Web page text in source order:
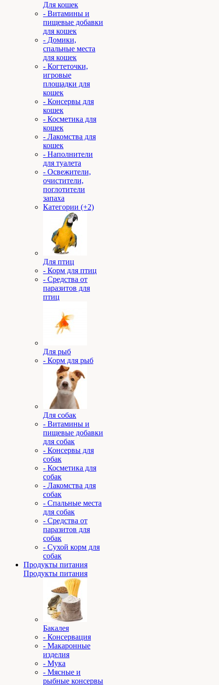
Для кошек
- Витамины и
пищевые добавки
для кошек
- Домики,
спальные места
для кошек
- Когтеточки,
игровые
площадки для
кошек
- Консервы для
кошек
- Косметика для
кошек
- Лакомства для
кошек
- Наполнители
для туалета
- Освежители,
очистители,
поглотители
запаха
Категории (+2)
Для птиц
- Корм для птиц
- Средства от
паразитов для
птиц
Для рыб
- Корм для рыб
Для собак
- Витамины и
пищевые добавки
для собак
- Консервы для
собак
- Косметика для
собак
- Лакомства для
собак
- Спальные места
для собак
- Средства от
паразитов для
собак
- Сухой корм для
собак
Продукты питания
Продукты питания
Бакалея
- Консервация
- Макаронные
изделия
- Мука
- Мясные и
рыбные консервы